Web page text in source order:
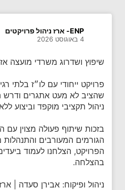
ENP- ארז ניהול פרויקטים
4 באוגוסט 2026
שיפוץ ושדרוג משרדי מועצה
פרויקט ייחודי עם לו״ז בלתי
שהציב לא מעט אתגרים ודרש
ניהול תקציבי מוקפד וביצוע
בזכות שיתוף פעולה מצוין עם
הגורמים המעורבים והתנהלות
הפרויקט, הצלחנו לעמוד
בהצלחה.
ניהול ופיקוח: אבירן סעדה |